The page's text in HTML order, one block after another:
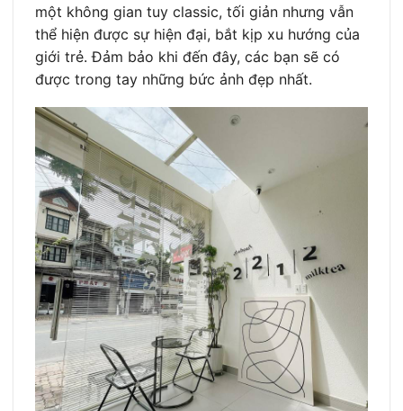
một không gian tuy classic, tối giản nhưng vẫn
thể hiện được sự hiện đại, bắt kịp xu hướng của
giới trẻ. Đảm bảo khi đến đây, các bạn sẽ có
được trong tay những bức ảnh đẹp nhất.